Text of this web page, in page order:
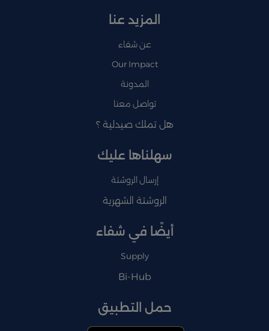
المزيد عنا
عن شفاء
Our Impact
المدونة
تواصل معنا
هل تملك صيدلية ؟
سهلناها عليك
إرسال الروشتة
الروشتة الشهرية
أيضًا في شفاء
Supply
Bi-Hub
حمل التطبيق